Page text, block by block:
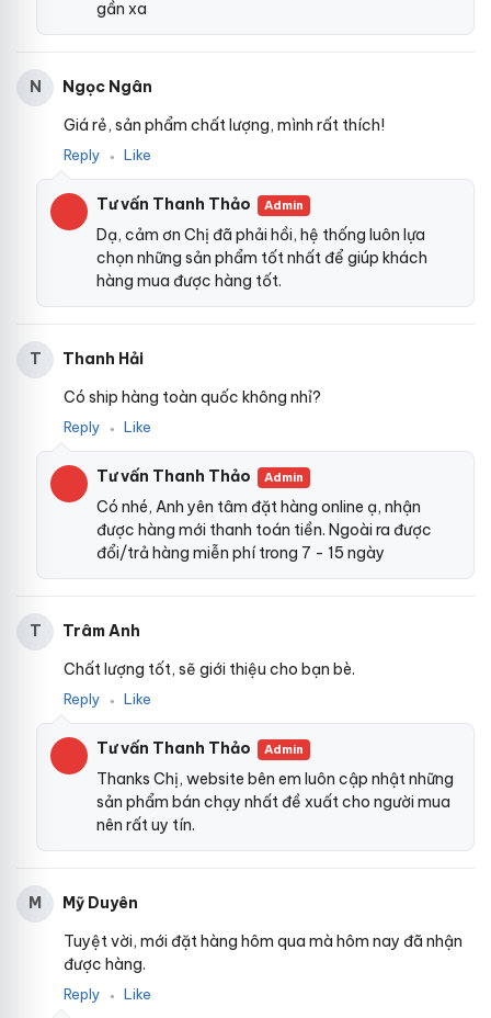
gần xa
N
Ngọc Ngân
Giá rẻ, sản phẩm chất lượng, mình rất thích!
Reply ● Like
Tư vấn Thanh Thảo Admin
Dạ, cảm ơn Chị đã phải hồi, hệ thống luôn lựa
chọn những sản phẩm tốt nhất để giúp khách
hàng mua được hàng tốt.
T
Thanh Hải
Có ship hàng toàn quốc không nhỉ?
Reply ● Like
Tư vấn Thanh Thảo Admin
Có nhé, Anh yên tâm đặt hàng online ạ, nhận
được hàng mới thanh toán tiền. Ngoài ra được
đổi/trả hàng miễn phí trong 7 - 15 ngày
T
Trâm Anh
Chất lượng tốt, sẽ giới thiệu cho bạn bè.
Reply ● Like
Tư vấn Thanh Thảo Admin
Thanks Chị, website bên em luôn cập nhật những
sản phẩm bán chạy nhất đề xuất cho người mua
nên rất uy tín.
M
Mỹ Duyên
Tuyệt vời, mới đặt hàng hôm qua mà hôm nay đã nhận
được hàng.
Reply ● Like